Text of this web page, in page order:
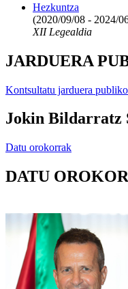
Hezkuntza
(2020/09/08 - 2024/
XII Legealdia
JARDUERA
Kontsultatu jarduera
Jokin Bildarratz
Datu orokorrak
DATU